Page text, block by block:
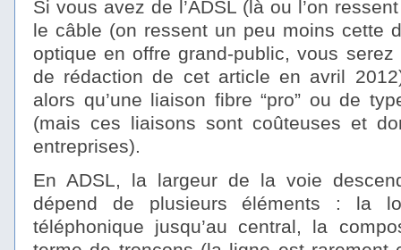
Si vous avez de l’ADSL (là ou l’on
le câble (on ressent un peu moins cette
optique en offre grand-public, vous
de rédaction de cet article en avril
alors qu’une liaison fibre “pro” ou de
(mais ces liaisons sont coûteuses et
entreprises).
En ADSL, la largeur de la voie
dépend de plusieurs éléments : la
téléphonique jusqu’au central, la